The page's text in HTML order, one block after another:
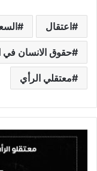
اعتقال
حقوق الانسان في
معتقلي الرأي